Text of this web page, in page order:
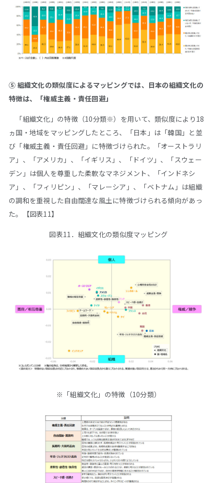
⑤ 組織文化の類似度によるマッピングでは、日本の組織文化の
特徴は、「権威主義・責任回避」
「組織文化」の特徴（10分類※）を用いて、類似度により18
ヵ国・地域をマッピングしたところ、「日本」は「韓国」と並
び「権威主義・責任回避」に特徴づけられた。「オーストラリ
ア」、「アメリカ」、「イギリス」、「ドイツ」、「スウェー
デン」は個人を尊重した柔軟なマネジメント、「インドネシ
ア」、「フィリピン」、「マレーシア」、「ベトナム」は組織
の調和を重視した自由闊達な風土に特徴づけられる傾向があっ
た。【図表11】
図表11．組織文化の類似度マッピング
※「組織文化」の特徴（10分類）